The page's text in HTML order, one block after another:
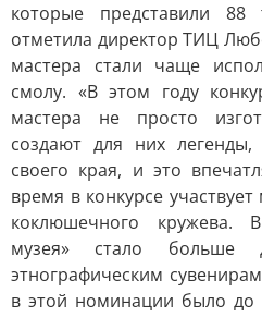
которые представили 88
отметила директор ТИЦ
мастера стали чаще
смолу. «В этом году
мастера не просто
создают для них
своего края, и это
время в конкурсе
коклюшечного кружева.
музея» стало больше
этнографическим
в этой номинации было до